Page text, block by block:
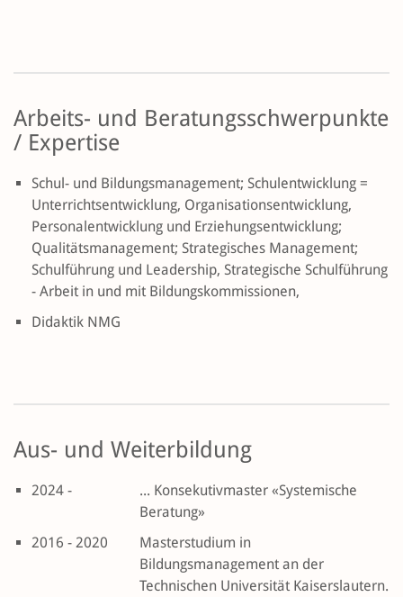
Arbeits- und Beratungsschwerpunkte
/ Expertise
Schul- und Bildungsmanagement; Schulentwicklung =
Unterrichtsentwicklung, Organisationsentwicklung,
Personalentwicklung und Erziehungsentwicklung;
Qualitätsmanagement; Strategisches Management;
Schulführung und Leadership, Strategische Schulführung
- Arbeit in und mit Bildungskommissionen,
Didaktik NMG
Aus- und Weiterbildung
2024 -
... Konsekutivmaster «Systemische
Beratung»
2016 - 2020
Masterstudium in
Bildungsmanagement an der
Technischen Universität Kaiserslautern.